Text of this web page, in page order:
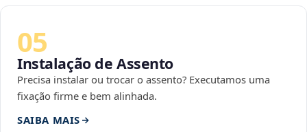
05
Instalação de Assento
Precisa instalar ou trocar o assento? Executamos uma
fixação firme e bem alinhada.
SAIBA MAIS